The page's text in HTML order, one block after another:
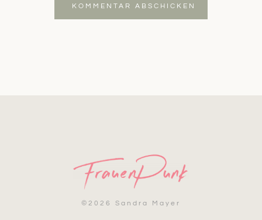
KOMMENTAR ABSCHICKEN
© 2026 Sandra Mayer